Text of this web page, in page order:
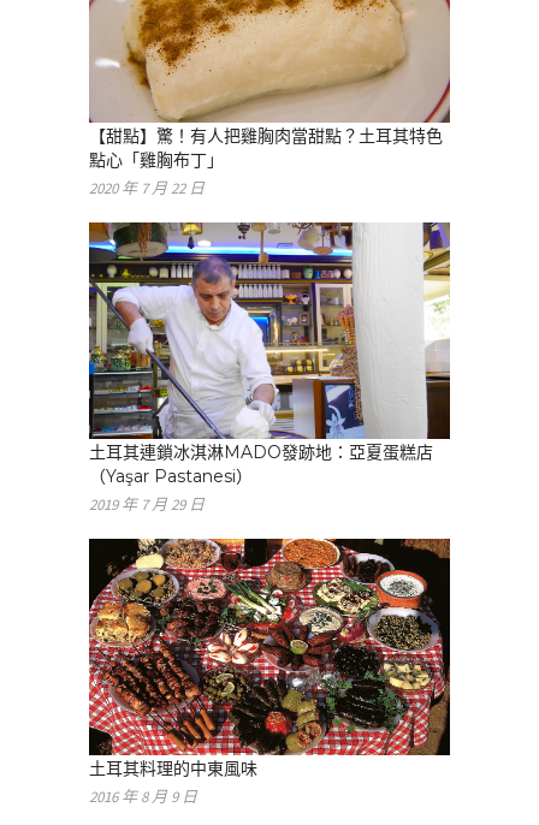
【甜點】驚！有人把雞胸肉當甜點？土耳其特色
點心「雞胸布丁」
2020 年 7 月 22 日
土耳其連鎖冰淇淋MADO發跡地：亞夏蛋糕店
（Yaşar Pastanesi）
2019 年 7 月 29 日
土耳其料理的中東風味
2016 年 8 月 9 日